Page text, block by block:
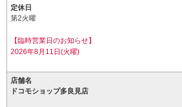
定休日
第2火曜
【臨時営業日のお知らせ】
2026年8月11日(火曜)
店舗名
ドコモショップ多良見店